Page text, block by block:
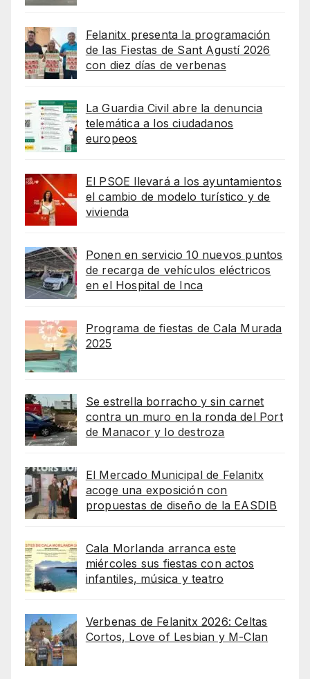
Felanitx presenta la programación
de las Fiestas de Sant Agustí 2026
con diez días de verbenas
La Guardia Civil abre la denuncia
telemática a los ciudadanos
europeos
El PSOE llevará a los ayuntamientos
el cambio de modelo turístico y de
vivienda
Ponen en servicio 10 nuevos puntos
de recarga de vehículos eléctricos
en el Hospital de Inca
Programa de fiestas de Cala Murada
2025
Se estrella borracho y sin carnet
contra un muro en la ronda del Port
de Manacor y lo destroza
El Mercado Municipal de Felanitx
acoge una exposición con
propuestas de diseño de la EASDIB
Cala Morlanda arranca este
miércoles sus fiestas con actos
infantiles, música y teatro
Verbenas de Felanitx 2026: Celtas
Cortos, Love of Lesbian y M-Clan